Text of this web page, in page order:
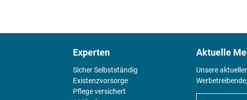
Experten
Sicher Selbstständig
Existenz­vorsorge
Pflege versichert
Aktuelle
Unsere